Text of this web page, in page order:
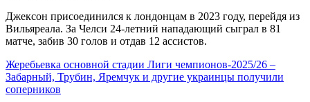
Джексон присоединился к лондонцам в 2023 году, перейдя из
Вильяреала. За Челси 24-летний нападающий сыграл в 81
матче, забив 30 голов и отдав 12 ассистов.
Жеребьевка основной стадии Лиги чемпионов-2025/26 –
Забарный, Трубин, Яремчук и другие украинцы получили
соперников